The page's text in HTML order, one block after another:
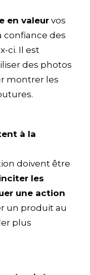
en valeurvos
confiance des
ci. Il est
des photos
montrer les
à la
doivent être
les
une action
un produit au
plus